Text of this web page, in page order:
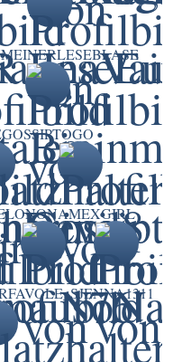
GOSSIPTOGO
NONAMEXGIRL
FAVOLE_SJENNA1311